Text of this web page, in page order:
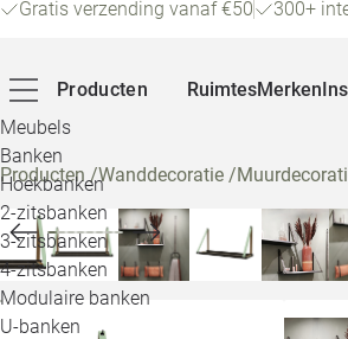
Gratis verzending vanaf €50 300+
Producten
Meubels
Banken
Hoekbanken
2-zitsbanken
3-zitsbanken
4-zitsbanken
Modulaire banken
U-banken
RuimtesMerken
Producten/Wanddecoratie /